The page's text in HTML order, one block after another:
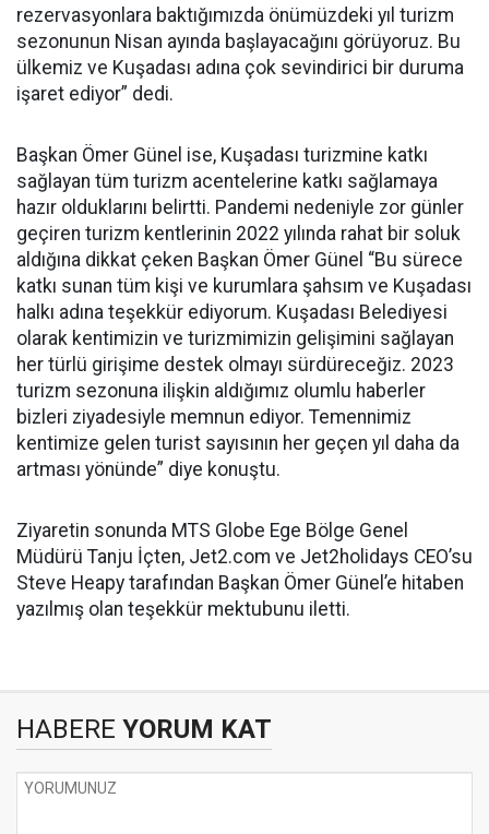
rezervasyonlara baktığımızda önümüzdeki yıl turizm
sezonunun Nisan ayında başlayacağını görüyoruz. Bu
ülkemiz ve Kuşadası adına çok sevindirici bir duruma
işaret ediyor” dedi.
Başkan Ömer Günel ise, Kuşadası turizmine katkı
sağlayan tüm turizm acentelerine katkı sağlamaya
hazır olduklarını belirtti. Pandemi nedeniyle zor günler
geçiren turizm kentlerinin 2022 yılında rahat bir soluk
aldığına dikkat çeken Başkan Ömer Günel “Bu sürece
katkı sunan tüm kişi ve kurumlara şahsım ve Kuşadası
halkı adına teşekkür ediyorum. Kuşadası Belediyesi
olarak kentimizin ve turizmimizin gelişimini sağlayan
her türlü girişime destek olmayı sürdüreceğiz. 2023
turizm sezonuna ilişkin aldığımız olumlu haberler
bizleri ziyadesiyle memnun ediyor. Temennimiz
kentimize gelen turist sayısının her geçen yıl daha da
artması yönünde” diye konuştu.
Ziyaretin sonunda MTS Globe Ege Bölge Genel
Müdürü Tanju İçten, Jet2.com ve Jet2holidays CEO’su
Steve Heapy tarafından Başkan Ömer Günel’e hitaben
yazılmış olan teşekkür mektubunu iletti.
HABERE YORUM KAT